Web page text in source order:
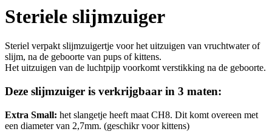
Steriele slijmzuiger
Steriel verpakt slijmzuigertje voor het uitzuigen van vruchtwater of
slijm, na de geboorte van pups of kittens.
Het uitzuigen van de luchtpijp voorkomt verstikking na de geboorte.
Deze slijmzuiger is verkrijgbaar in 3 maten:
Extra Small: het slangetje heeft maat CH8. Dit komt overeen met
een diameter van 2,7mm. (geschikr voor kittens)